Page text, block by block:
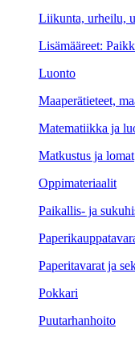
Liikunta, urheilu,
Lisämääreet:
Luonto
Maaperätieteet,
Matematiikka ja
Matkustus ja lomat
Oppimateriaalit
Paikallis- ja
Paperitavarat ja
Pokkari
Puutarhanhoito